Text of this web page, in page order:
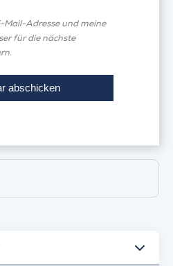
Mail-Adresse und meine
für die nächste